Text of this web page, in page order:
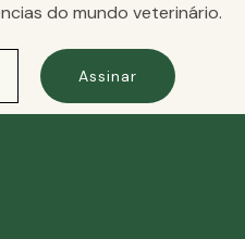
do mundo veterinário.
Assinar